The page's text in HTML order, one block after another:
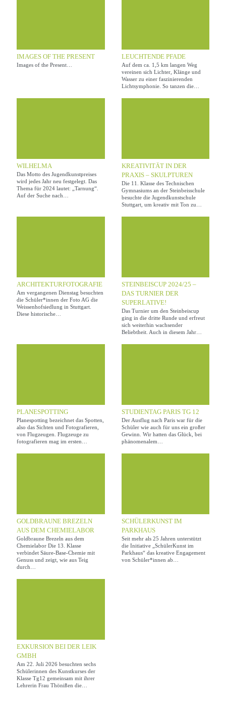
IMAGES OF THE PRESENT
Images of the Present…
LEUCHTENDE PFADE
Auf dem ca. 1,5 km langen Weg
vereinen sich Lichter, Klänge und
Wasser zu einer faszinierenden
Lichtsymphonie. So tanzen die…
WILHELMA
Das Motto des Jugendkunstpreises
wird jedes Jahr neu festgelegt. Das
Thema für 2024 lautet: „Tarnung“.
Auf der Suche nach…
KREATIVITÄT IN DER
PRAXIS – SKULPTUREN
Die 11. Klasse des Technischen
Gymnasiums an der Steinbeisschule
besuchte die Jugendkunstschule
Stuttgart, um kreativ mit Ton zu…
ARCHITEKTURFOTOGRAFIE
Am vergangenen Dienstag besuchten
die Schüler*innen der Foto AG die
Weissenhofsiedlung in Stuttgart.
Diese historische…
STEINBEISCUP 2024/25 –
DAS TURNIER DER
SUPERLATIVE!
Das Turnier um den Steinbeiscup
ging in die dritte Runde und erfreut
sich weiterhin wachsender
Beliebtheit. Auch in diesem Jahr…
PLANESPOTTING
Planespotting bezeichnet das Spotten,
also das Sichten und Fotografieren,
von Flugzeugen. Flugzeuge zu
fotografieren mag im ersten…
STUDIENTAG PARIS TG 12
Der Ausflug nach Paris war für die
Schüler wie auch für uns ein großer
Gewinn. Wir hatten das Glück, bei
phänomenalem…
GOLDBRAUNE BREZELN
AUS DEM CHEMIELABOR
Goldbraune Brezeln aus dem
Chemielabor Die 13. Klasse
verbindet Säure-Base-Chemie mit
Genuss und zeigt, wie aus Teig
durch…
SCHÜLERKUNST IM
PARKHAUS
Seit mehr als 25 Jahren unterstützt
die Initiative „SchülerKunst im
Parkhaus“ das kreative Engagement
von Schüler*innen ab…
EXKURSION BEI DER LEIK
GMBH
Am 22. Juli 2026 besuchten sechs
Schülerinnen des Kunstkurses der
Klasse Tg12 gemeinsam mit ihrer
Lehrerin Frau Thönißen die…